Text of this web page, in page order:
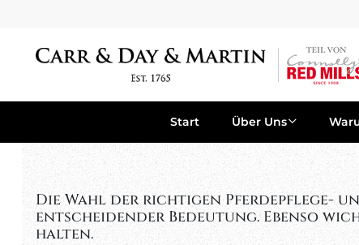
Start Über Uns
Die Wahl der richtigen Pferdepflege-
entscheidender Bedeutung. Ebenso
halten.